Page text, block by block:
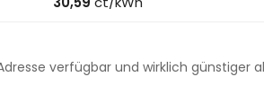
verfügbar und wirklich günstiger